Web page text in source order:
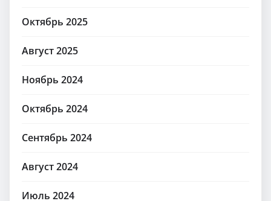
Октябрь 2025
Август 2025
Ноябрь 2024
Октябрь 2024
Сентябрь 2024
Август 2024
Июль 2024